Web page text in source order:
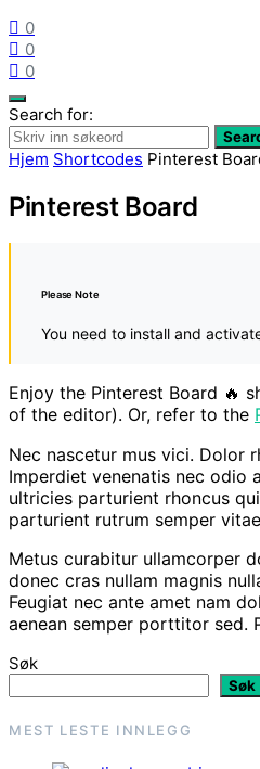
0
0
0
Search for:
Hjem Shortcodes Pinterest
Pinterest Board
Please Note
You need to install and
Enjoy the Pinterest Board 🔥
of the editor). Or, refer to the
Nec nascetur mus vici. Dolor
Imperdiet venenatis nec odio
ultricies parturient rhoncus
parturient rutrum semper
Metus curabitur ullamcorper
donec cras nullam magnis
Feugiat nec ante amet nam
aenean semper porttitor sed.
Søk
Søk
MEST LESTE INNLEGG